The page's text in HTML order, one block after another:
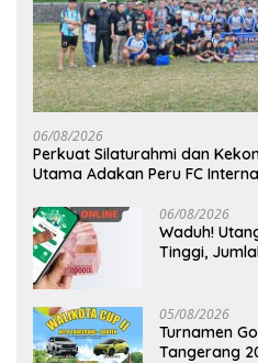
06/08/2026
Perkuat Silaturahmi dan
Utama Adakan Peru FC
06/08/2026
Waduh!
Tinggi,
05/08/2026
Turnamen
Tangerang